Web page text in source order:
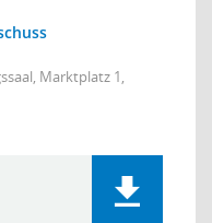
Marktplatz 1,